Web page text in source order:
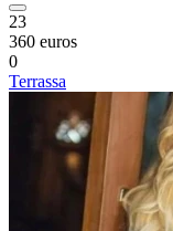
23
360 euros
0
Terrassa